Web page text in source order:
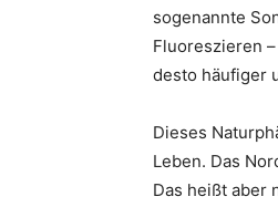
sogenannte
Fluoreszieren
desto häufiger
Dieses
Leben. Das
Das heißt aber